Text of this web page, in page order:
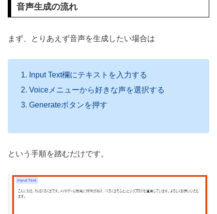
音声生成の流れ
まず、とりあえず音声を生成したい場合は
Input Text欄にテキストを入力する
Voiceメニューから好きな声を選択する
Generateボタンを押す
という手順を踏むだけです。